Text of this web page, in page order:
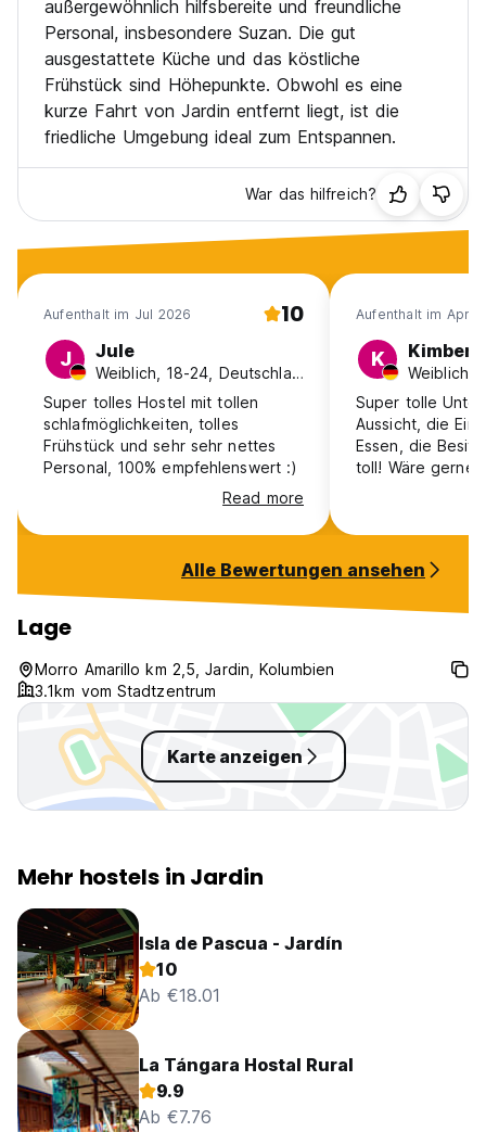
außergewöhnlich hilfsbereite und freundliche
Personal, insbesondere Suzan. Die gut
ausgestattete Küche und das köstliche
Frühstück sind Höhepunkte. Obwohl es eine
kurze Fahrt von Jardin entfernt liegt, ist die
friedliche Umgebung ideal zum Entspannen.
War das hilfreich?
Aufenthalt im Jul 2026 10
J Jule
Weiblich, 18-24, Deutschland
Super tolles Hostel mit tollen
schlafmöglichkeiten, tolles
Frühstück und sehr sehr nettes
Personal, 100% empfehlenswert :)
Read more
Aufenthalt im Apr
K
Super tolle
Aussicht, die
Essen, die
toll! Wäre gerne
Alle Bewertungen ansehen
Lage
Morro Amarillo km 2,5, Jardin, Kolumbien
3.1km vom Stadtzentrum
Karte anzeigen
Mehr hostels in Jardin
Isla de Pascua - Jardín
10
Ab €18.01
La Tángara Hostal Rural
9.9
Ab €7.76